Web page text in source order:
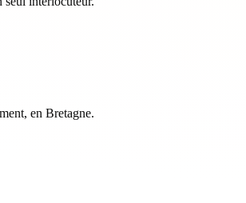
, en Bretagne.